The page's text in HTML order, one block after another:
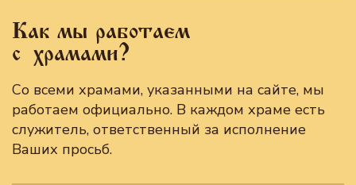
Как мы работаем
с храмами?
Со всеми храмами, указанными на сайте, мы
работаем официально. В каждом храме есть
служитель, ответственный за исполнение
Ваших просьб.